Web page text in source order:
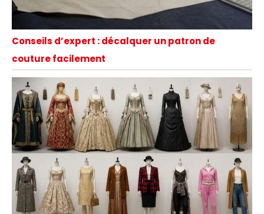
Conseils d’expert : décalquer un patron de
couture facilement